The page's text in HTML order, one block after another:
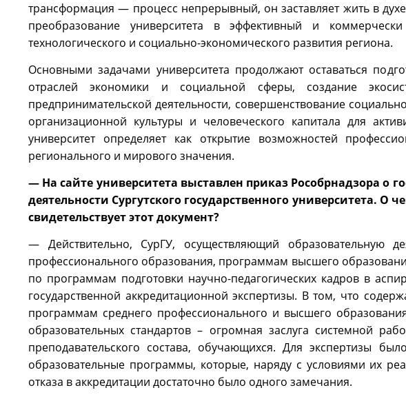
трансформация — процесс непрерывный, он заставляет жить в
преобразование университета в эффективный и
технологического и социально-экономического развития региона.
Основными задачами университета продолжают оставаться
отраслей экономики и социальной сферы, создание
предпринимательской деятельности, совершенствование
организационной культуры и человеческого капитала для
университет определяет как открытие возможностей
регионального и мирового значения.
— На сайте университета выставлен приказ Рособрнадзора о
деятельности Сургутского государственного университета.
свидетельствует этот документ?
— Действительно, СурГУ, осуществляющий образовательную
профессионального образования, программам высшего
по программам подготовки научно-педагогических кадров в
государственной аккредитационной экспертизы. В том, что
программам среднего профессионального и высшего
образовательных стандартов – огромная заслуга системной
преподавательского состава, обучающихся. Для экспертизы
образовательные программы, которые, наряду с условиями их
отказа в аккредитации достаточно было одного замечания.